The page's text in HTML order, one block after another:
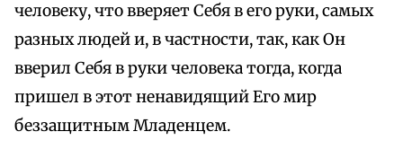
человеку, что вверяет Себя в его руки, самых
разных людей и, в частности, так, как Он
вверил Себя в руки человека тогда, когда
пришел в этот ненавидящий Его мир
беззащитным Младенцем.